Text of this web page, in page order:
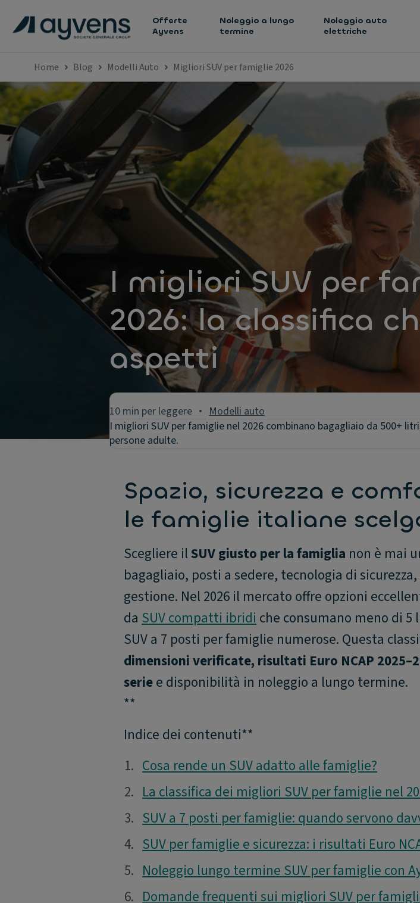
Offerte
Ayvens
Noleggio a lungo
termine
Noleggio auto
elettriche
Home Blog Modelli Auto Migliori SUV per famiglie 2026
I migliori SUV per
2026: la classifica
aspetti
10 min per leggere
Modelli auto
I migliori SUV per famiglie nel 2026 combinano bagagliaio da 500+
persone adulte.
Spazio, sicurezza e
le famiglie italiane
Scegliere ilSUV giusto per la famiglia non è mai
bagagliaio, posti a sedere, tecnologia di
gestione. Nel 2026 il mercato offre opzioni
da SUV compatti ibridi che consumano meno di 5
SUV a 7 posti per famiglie numerose. Questa
dimensioni verificate, risultati Euro NCAP
seriee disponibilità in noleggio a lungo termine.
**
Indice dei contenuti**
1.
1. Cosa rende un SUV adatto alle famiglie?
2.
2. La classifica dei migliori SUV per famiglie nel
3.
3. SUV a 7 posti per famiglie: quando servono
4.
4. SUV per famiglie e sicurezza: i risultati Euro
5.
5. Noleggio lungo termine SUV per famiglie con
6.
6. Domande frequenti sui migliori SUV per